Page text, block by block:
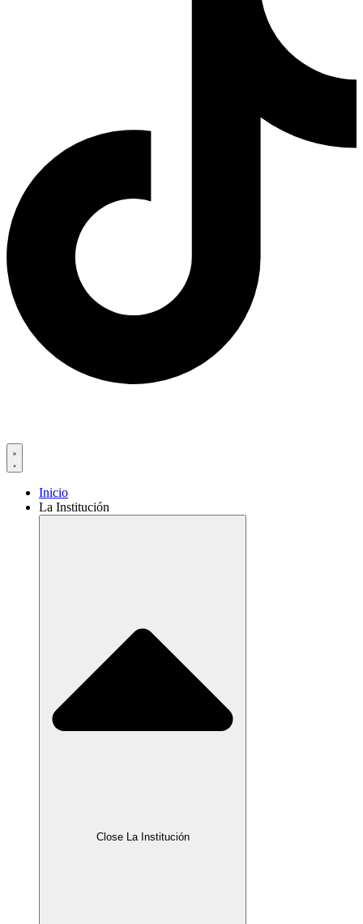
Inicio
La Institución
Close La Institución